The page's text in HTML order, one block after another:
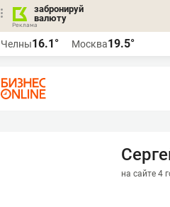
забронируй
валюту
Челны16.1° Москва19.5°
на сайте 4